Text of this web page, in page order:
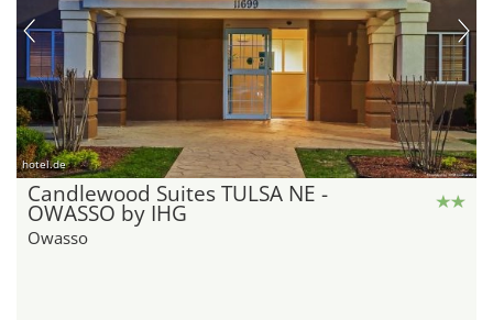
hotel.de
Candlewood Suites TULSA NE -
OWASSO by IHG
Owasso